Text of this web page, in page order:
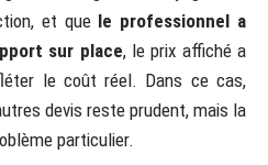
et que le professionnel a
sur place, le prix affiché a
le coût réel. Dans ce cas,
devis reste prudent, mais la
particulier.